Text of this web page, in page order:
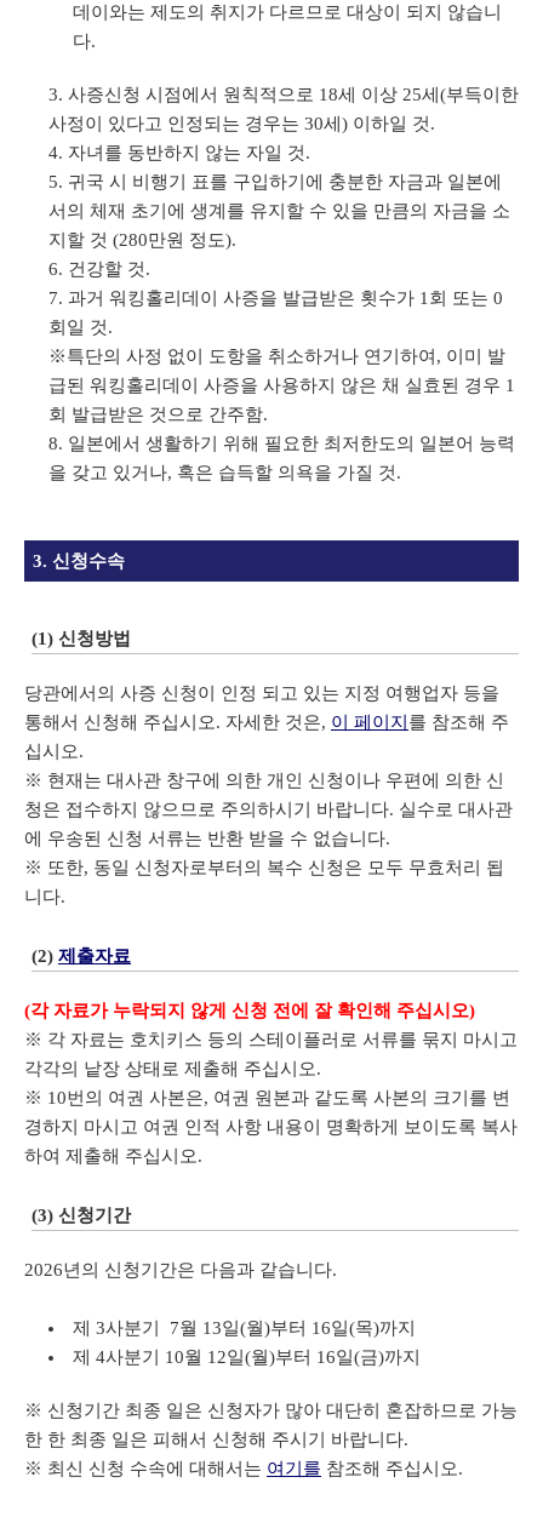
데이와는 제도의 취지가 다르므로 대상이 되지 않습니
다.
사증신청 시점에서 원칙적으로 18세 이상 25세(부득이한
사정이 있다고 인정되는 경우는 30세) 이하일 것.
자녀를 동반하지 않는 자일 것.
귀국 시 비행기 표를 구입하기에 충분한 자금과 일본에
서의 체재 초기에 생계를 유지할 수 있을 만큼의 자금을 소
지할 것 (280만원 정도).
건강할 것.
과거 워킹홀리데이 사증을 발급받은 횟수가 1회 또는 0
회일 것.
※특단의 사정 없이 도항을 취소하거나 연기하여, 이미 발
급된 워킹홀리데이 사증을 사용하지 않은 채 실효된 경우 1
회 발급받은 것으로 간주함.
일본에서 생활하기 위해 필요한 최저한도의 일본어 능력
을 갖고 있거나, 혹은 습득할 의욕을 가질 것.
3. 신청수속
(1) 신청방법
당관에서의 사증 신청이 인정 되고 있는 지정 여행업자 등을
통해서 신청해 주십시오. 자세한 것은, 이 페이지 를 참조해 주
십시오.
※ 현재는 대사관 창구에 의한 개인 신청이나 우편에 의한 신
청은 접수하지 않으므로 주의하시기 바랍니다. 실수로 대사관
에 우송된 신청 서류는 반환 받을 수 없습니다.
※ 또한, 동일 신청자로부터의 복수 신청은 모두 무효처리 됩
니다.
(2) 제출자료
(각 자료가 누락되지 않게 신청 전에 잘 확인해 주십시오)
※ 각 자료는 호치키스 등의 스테이플러로 서류를 묶지 마시고
각각의 낱장 상태로 제출해 주십시오.
※ 10번의 여권 사본은, 여권 원본과 같도록 사본의 크기를 변
경하지 마시고 여권 인적 사항 내용이 명확하게 보이도록 복사
하여 제출해 주십시오.
(3) 신청기간
2026년의 신청기간은 다음과 같습니다.
제 3사분기 7월 13일(월)부터 16일(목)까지
제 4사분기 10월 12일(월)부터 16일(금)까지
※ 신청기간 최종 일은 신청자가 많아 대단히 혼잡하므로 가능
한 한 최종 일은 피해서 신청해 주시기 바랍니다.
※ 최신 신청 수속에 대해서는 여기 를 참조해 주십시오.